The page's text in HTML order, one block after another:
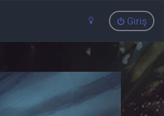
Giriş